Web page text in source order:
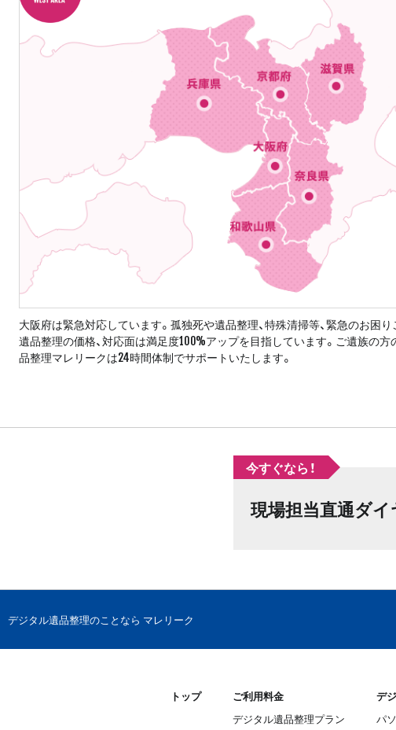
大阪府は緊急対応しています。孤独死や遺品整理、特殊清掃等、緊急のお困り
遺品整理の価格、対応面は満足度100%アップを目指しています。ご遺族の
品整理マレリークは24時間体制でサポートいたします。
今すぐなら！
現場担当直通ダ
デジタル遺品整理のことなら マレリーク
トップ
ご利用料金
デジタル遺品整理プラン
デ
パ